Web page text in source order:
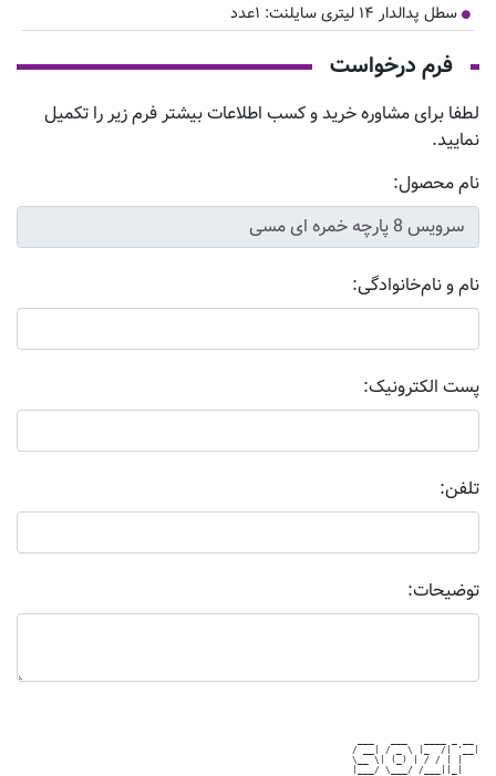
سطل پدالدار ۱۴ لیتری سایلنت: ۱عدد
فرم درخواست
لطفا برای مشاوره خرید و کسب اطلاعات بیشتر فرم زیر را تکمیل
نمایید.
نام محصول:
نام و نام‌خانوادگی:
پست الکترونیک:
تلفن:
توضیحات:
/ __| / _ \ |_  /| '__|
\__ \| (_) | / / | |
|___/ \___/ /___||_|